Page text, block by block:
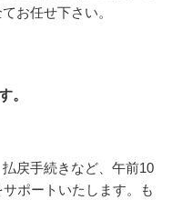
お任せ下さい。
。
戻手続きなど、午前10
ポートいたします。も